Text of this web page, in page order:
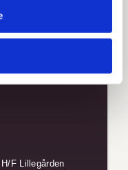
H/F Lillegården